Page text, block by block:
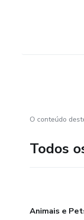
O conteúdo
Todos
Animais e